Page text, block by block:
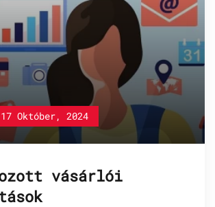
17 Október, 2024
vásárlói